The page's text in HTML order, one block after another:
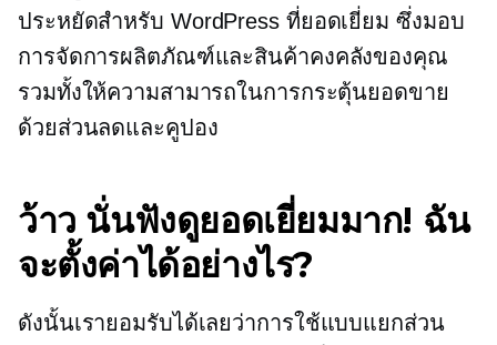
ประหยัดสำหรับ WordPress ที่ยอดเยี่ยม ซึ่งมอบ
การจัดการผลิตภัณฑ์และสินค้าคงคลังของคุณ
รวมทั้งให้ความสามารถในการกระตุ้นยอดขาย
ด้วยส่วนลดและคูปอง
ว้าว นั่นฟังดูยอดเยี่ยมมาก! ฉัน
จะตั้งค่าได้อย่างไร?
ดังนั้นเรายอมรับได้เลยว่าการใช้แบบแยกส่วน